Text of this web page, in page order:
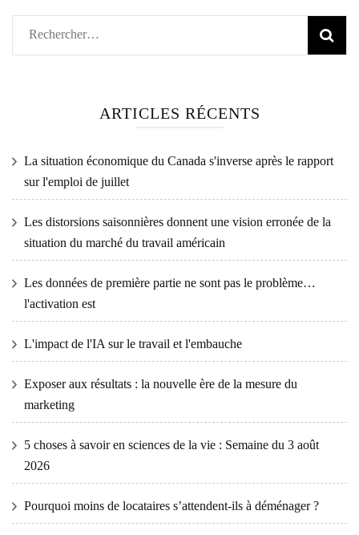
Rechercher :
ARTICLES RÉCENTS
La situation économique du Canada s'inverse après le rapport
sur l'emploi de juillet
Les distorsions saisonnières donnent une vision erronée de la
situation du marché du travail américain
Les données de première partie ne sont pas le problème…
l'activation est
L'impact de l'IA sur le travail et l'embauche
Exposer aux résultats : la nouvelle ère de la mesure du
marketing
5 choses à savoir en sciences de la vie : Semaine du 3 août
2026
Pourquoi moins de locataires s’attendent-ils à déménager ?